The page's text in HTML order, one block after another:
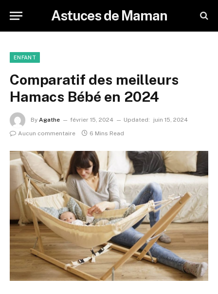
Astuces de Maman
ENFANT
Comparatif des meilleurs
Hamacs Bébé en 2024
By Agathe février 15, 2024 Updated:
juin 15, 2024
Aucun commentaire
6 Mins Read